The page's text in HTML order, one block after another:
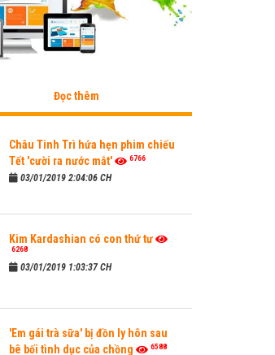
Đọc thêm
Châu Tinh Trì hứa hẹn phim chiếu
Tết 'cười ra nước mắt'
6766
03/01/2019 2:04:06 CH
Kim Kardashian có con thứ tư
6268
03/01/2019 1:03:37 CH
'Em gái trà sữa' bị đồn ly hôn sau
bê bối tình dục của chồng
6588